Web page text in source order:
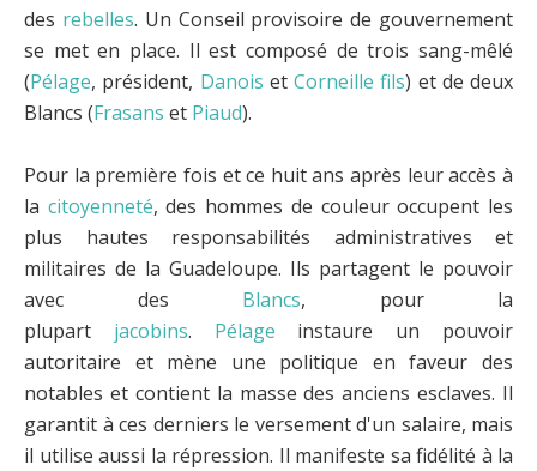
des rebelles. Un Conseil provisoire de gouvernement
se met en place. Il est composé de trois sang-mêlé
(Pélage, président, Danois et Corneille fils) et de deux
Blancs (Frasans et Piaud).
Pour la première fois et ce huit ans après leur accès à
la citoyenneté, des hommes de couleur occupent les
plus hautes responsabilités administratives et
militaires de la Guadeloupe. Ils partagent le pouvoir
avec des Blancs, pour la
plupart jacobins. Pélage instaure un pouvoir
autoritaire et mène une politique en faveur des
notables et contient la masse des anciens esclaves. Il
garantit à ces derniers le versement d'un salaire, mais
il utilise aussi la répression. Il manifeste sa fidélité à la